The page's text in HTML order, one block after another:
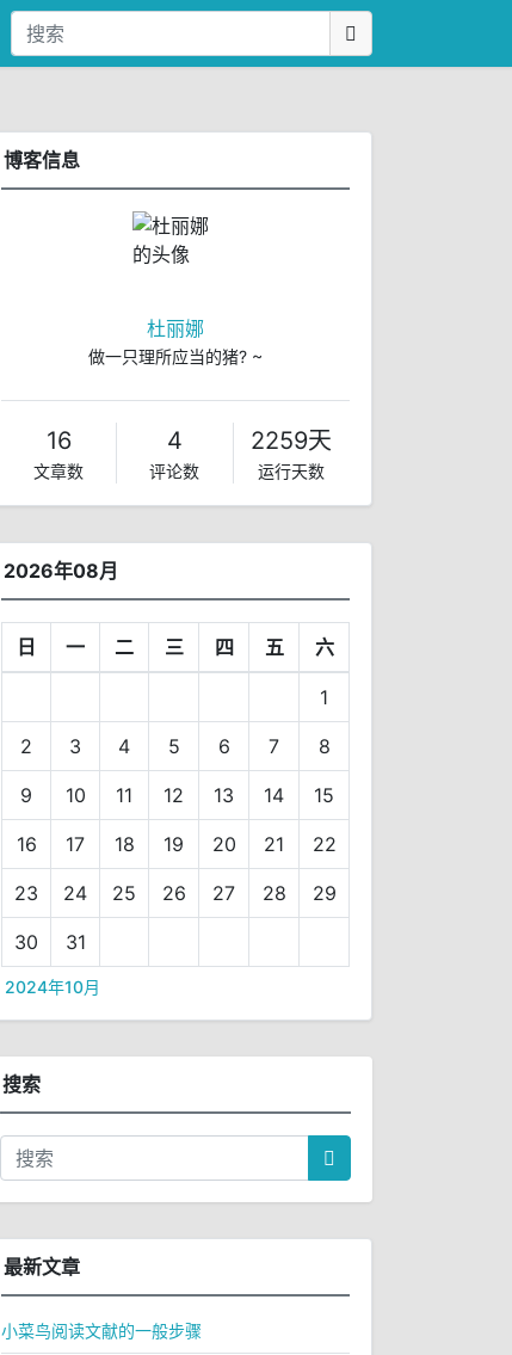
博客信息
杜丽娜
做一只理所应当的猪? ~
16
文章数
4
评论数
2259天
运行天数
2026年08月
日 一 二 三 四 五 六
1
2 3 4 5 6 7 8
9 10 11 12 13 14 15
16 17 18 19 20 21 22
23 24 25 26 27 28 29
30 31
2024年10月
搜索
最新文章
小菜鸟阅读文献的一般步骤